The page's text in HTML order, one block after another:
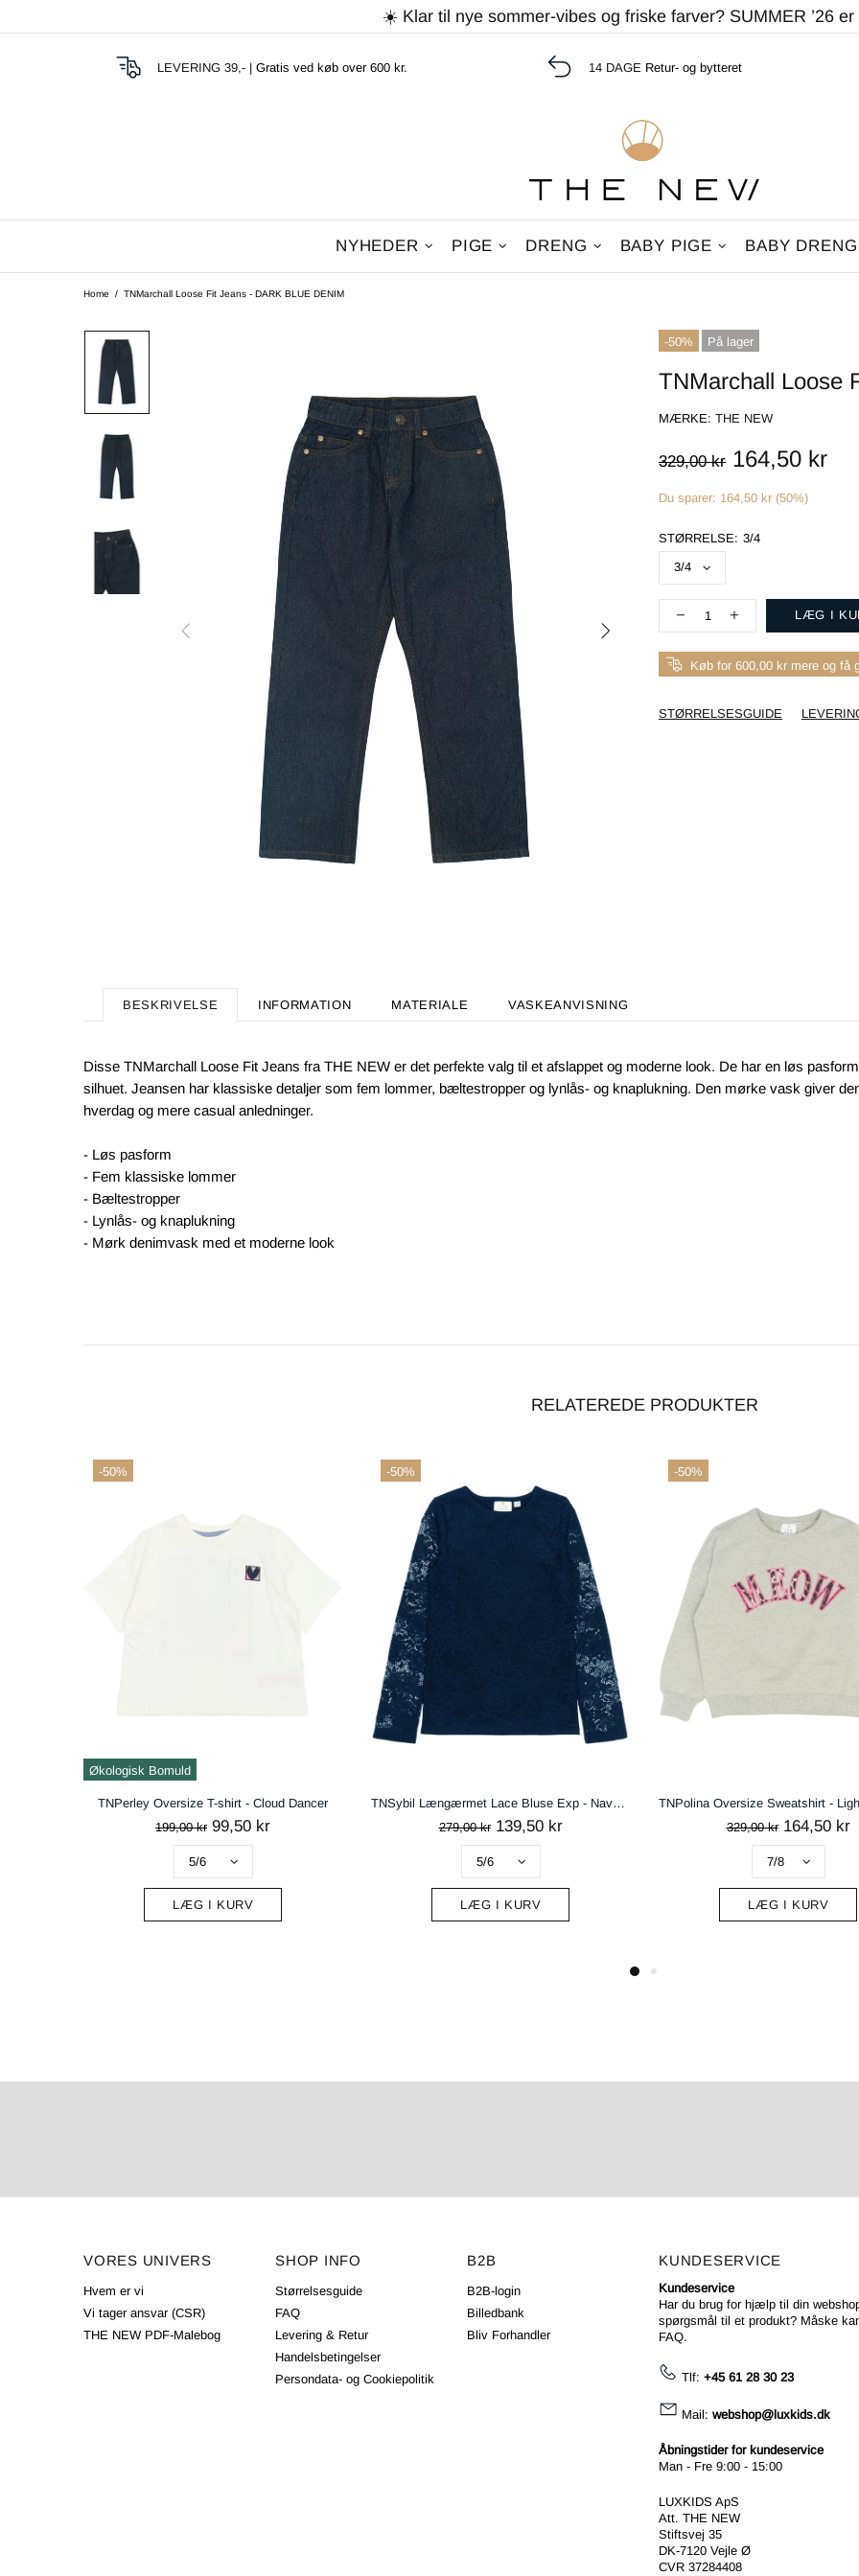
☀️ Klar til nye sommer-vibes og friske farver? SUMMER ’26 er
LEVERING 39,- | Gratis ved køb over 600 kr. 14 DAGE Retur- og bytteret
NYHEDER PIGE DRENG BABY PIGE BABY DRENG
Home TNMarchall Loose Fit Jeans - DARK BLUE DENIM
-50% På lager
TNMarchall Loose
MÆRKE: THE NEW
329,00 kr 164,50 kr
Du sparer: 164,50 kr (50%)
STØRRELSE: 3/4
LÆG I
Køb for 600,00 kr mere og få
STØRRELSESGUIDE
BESKRIVELSE INFORMATION MATERIALE VASKEANVISNING
Disse TNMarchall Loose Fit Jeans fra THE NEW er det perfekte valg til et afslappet og moderne look. De har en løs
silhuet. Jeansen har klassiske detaljer som fem lommer, bæltestropper og lynlås- og knaplukning. Den mørke vask giver
hverdag og mere casual anledninger.
- Løs pasform
- Fem klassiske lommer
- Bæltestropper
- Lynlås- og knaplukning
- Mørk denimvask med et moderne look
RELATEREDE PRODUKTER
TNSybil Længærmet Lace Bluse Exp - Navy Blazer
279,00 kr 139,50 kr
LÆG I KURV
TNPolina Oversize Sweatshirt - Light Grey Melange
329,00 kr 164,50 kr
LÆG I KURV
449,00 kr 224,50 kr
LÆG I KURV
VORES UNIVERS
Hvem er vi
Vi tager ansvar (CSR)
THE NEW PDF-Malebog
SHOP INFO
Størrelsesguide
FAQ
Levering & Retur
Handelsbetingelser
Persondata- og Cookiepolitik
B2B
B2B-login
Billedbank
Bliv Forhandler
KUNDESERVICE
Kundeservice
Har du brug for hjælp til din
spørgsmål til et produkt? Måske
FAQ.
Tlf: +45 61 28 30 23
Mail: webshop@luxkids.dk
Åbningstider for kundeservice
Man - Fre 9:00 - 15:00
LUXKIDS ApS
Att. THE NEW
Stiftsvej 35
DK-7120 Vejle Ø
CVR 37284408
AFVIS